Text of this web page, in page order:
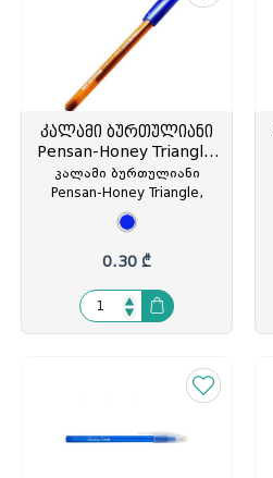
კალამი ბურთულიანი
Pensan-Honey Triangle,
ლურჯი
კალამი ბურთულიანი
Pensan-Honey Triangle,
წვერი: 1.0მმ, ლურჯი,
თავსახურით, TR 23, PS-
2023/10, PS-202764
0.30 ₾